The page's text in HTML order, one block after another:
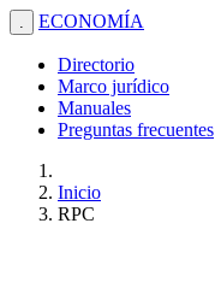
. ECONOMÍA
Directorio
Marco jurídico
Manuales
Preguntas frecuentes
Inicio
RPC